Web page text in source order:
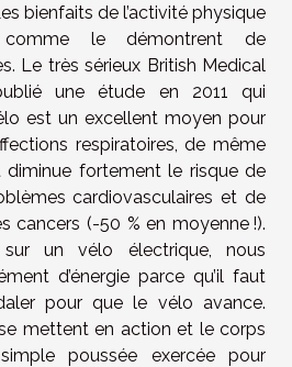
bienfaits de l’activité physique
le démontrent de
Le très sérieux British Medical
une étude en 2011 qui
est un excellent moyen pour
respiratoires, de même
fortement le risque de
cardiovasculaires et de
cancers (-50 % en moyenne !).
un vélo électrique, nous
d’énergie parce qu’il faut
pour que le vélo avance.
mettent en action et le corps
poussée exercée pour